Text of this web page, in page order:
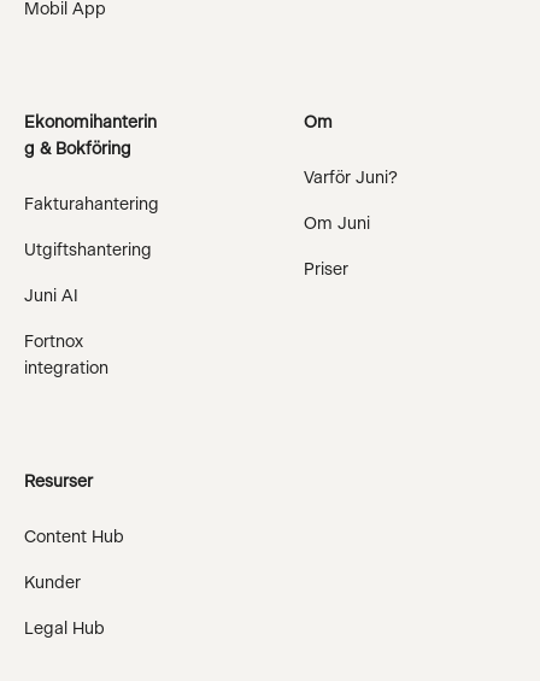
Mobil App
Ekonomihanterin
g & Bokföring
Fakturahantering
Utgiftshantering
Juni AI
Fortnox
integration
Om
Varför Juni?
Om Juni
Priser
Resurser
Content Hub
Kunder
Legal Hub